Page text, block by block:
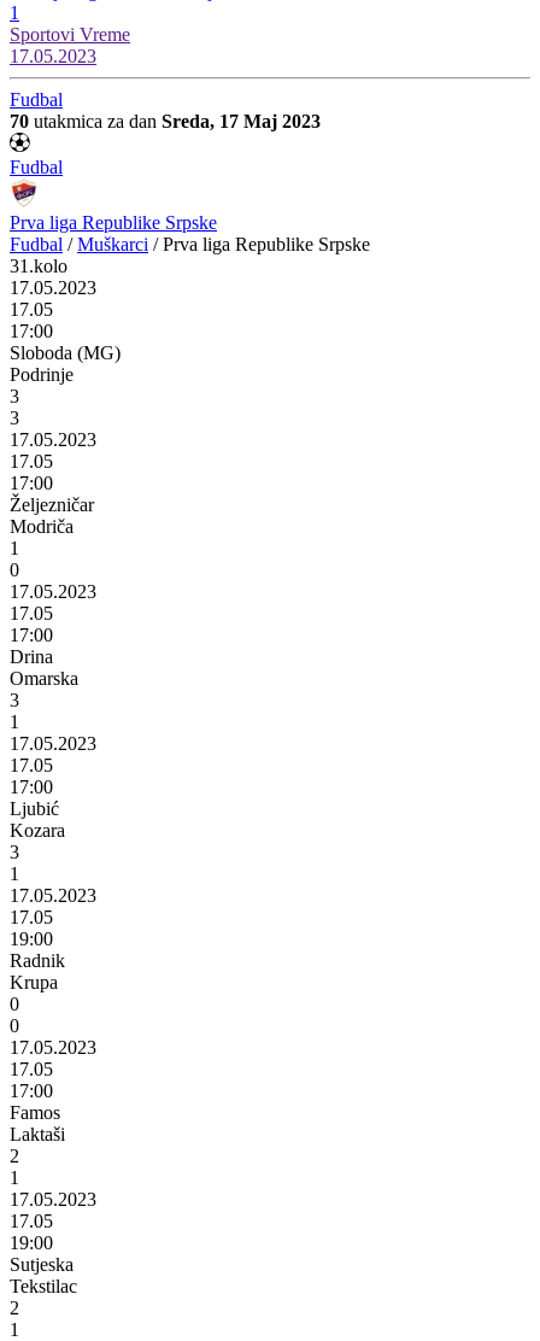
1
Sportovi Vreme
17.05.2023
Fudbal
70 utakmica za dan Sreda, 17 Maj 2023
Fudbal
Prva liga Republike Srpske
Fudbal / Muškarci / Prva liga Republike Srpske
31.kolo
17.05.2023
17.05
17:00
Sloboda (MG)
Podrinje
3
3
17.05.2023
17.05
17:00
Željezničar
Modriča
1
0
17.05.2023
17.05
17:00
Drina
Omarska
3
1
17.05.2023
17.05
17:00
Ljubić
Kozara
3
1
17.05.2023
17.05
19:00
Radnik
Krupa
0
0
17.05.2023
17.05
17:00
Famos
Laktaši
2
1
17.05.2023
17.05
19:00
Sutjeska
Tekstilac
2
1